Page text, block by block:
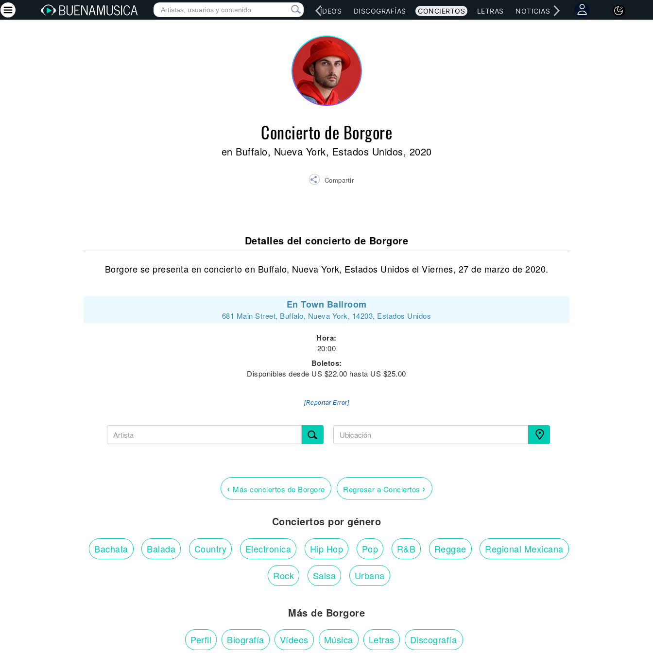
INICIO ARTISTAS RED SOCIAL MÚSICA VÍDEOS DISCOGRAFÍAS CONCIERTOS LETRAS NOTICIAS
Concierto de Borgore
en Buffalo, Nueva York, Estados Unidos, 2020
Compartir
Detalles del concierto de Borgore
Borgore se presenta en concierto en Buffalo, Nueva York, Estados Unidos el Viernes, 27 de marzo de 2020.
En Town Ballroom
681 Main Street, Buffalo, Nueva York, 14203, Estados Unidos
Hora:
20:00
Boletos:
Disponibles desde US $22.00 hasta US $25.00
[Reportar Error]
‹ Más conciertos de Borgore Regresar a Conciertos ›
Conciertos por género
Bachata Balada Country Electronica Hip Hop Pop R&B Reggae Regional Mexicana
Rock Salsa Urbana
Más de Borgore
Perfil Biografía Vídeos Música Letras Discografía